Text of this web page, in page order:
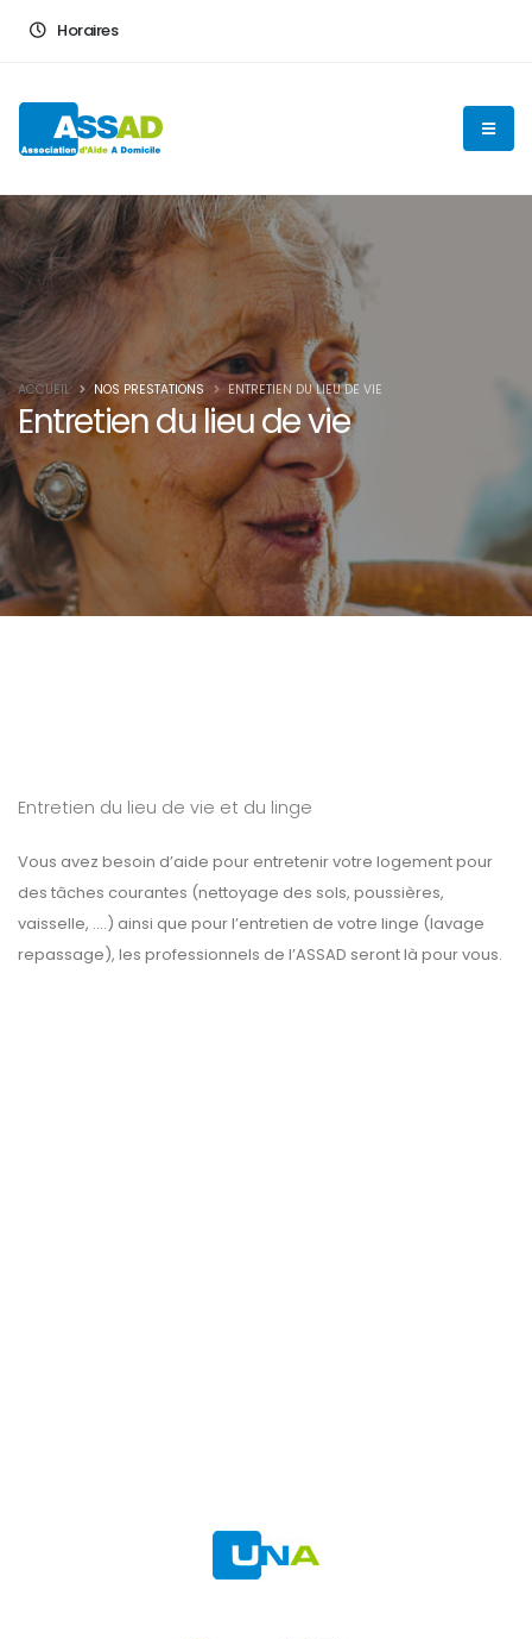
Horaires
Entretien du lieu de vie
ACCUEIL NOS PRESTATIONS ENTRETIEN DU LIEU DE VIE
En poursuivant votre navigation sur ce site, vous acceptez